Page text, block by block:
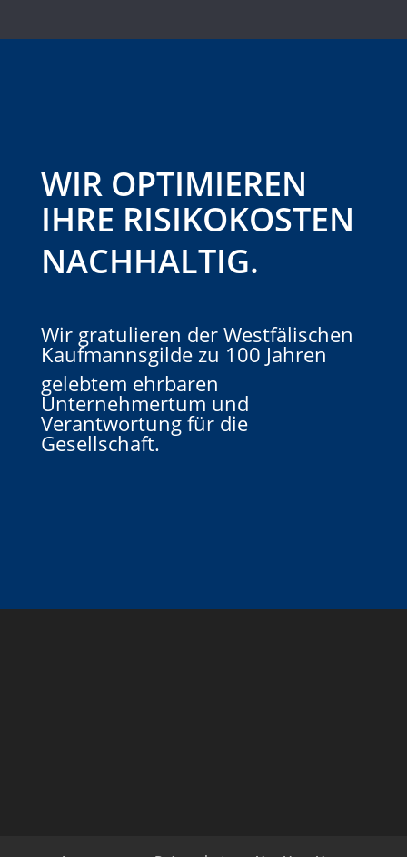
WIR OPTIMIEREN
IHRE RISIKOKOSTEN
NACHHALTIG.
Wir gratulieren der Westfälischen
Kaufmannsgilde zu 100 Jahren
gelebtem ehrbaren
Unternehmertum und
Verantwortung für die
Gesellschaft.